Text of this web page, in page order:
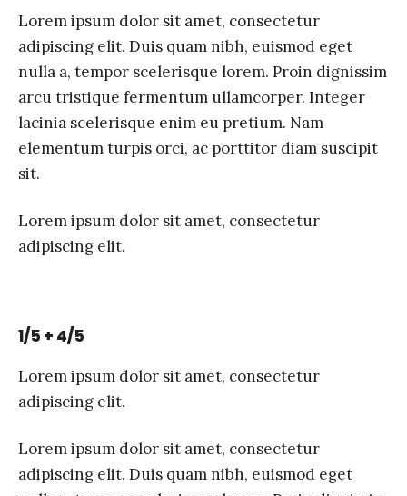
Lorem ipsum dolor sit amet, consectetur
adipiscing elit. Duis quam nibh, euismod eget
nulla a, tempor scelerisque lorem. Proin dignissim
arcu tristique fermentum ullamcorper. Integer
lacinia scelerisque enim eu pretium. Nam
elementum turpis orci, ac porttitor diam suscipit
sit.
Lorem ipsum dolor sit amet, consectetur
adipiscing elit.
1/5 + 4/5
Lorem ipsum dolor sit amet, consectetur
adipiscing elit.
Lorem ipsum dolor sit amet, consectetur
adipiscing elit. Duis quam nibh, euismod eget